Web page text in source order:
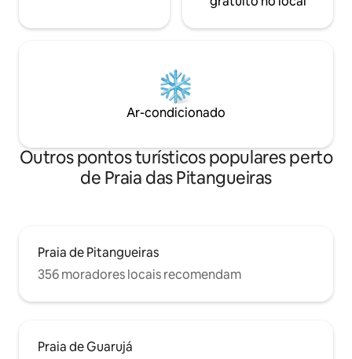
Ar-condicionado
Outros pontos turísticos populares perto
de Praia das Pitangueiras
Praia de Pitangueiras
356 moradores locais recomendam
Praia de Guarujá